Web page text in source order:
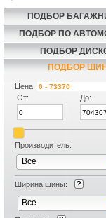
ПОДБОР
ПОДБОР ПО
ПОДБОР
ПОДБОР
Цена:
От:
До:
Производитель:
Все
Ширина шины:
Все